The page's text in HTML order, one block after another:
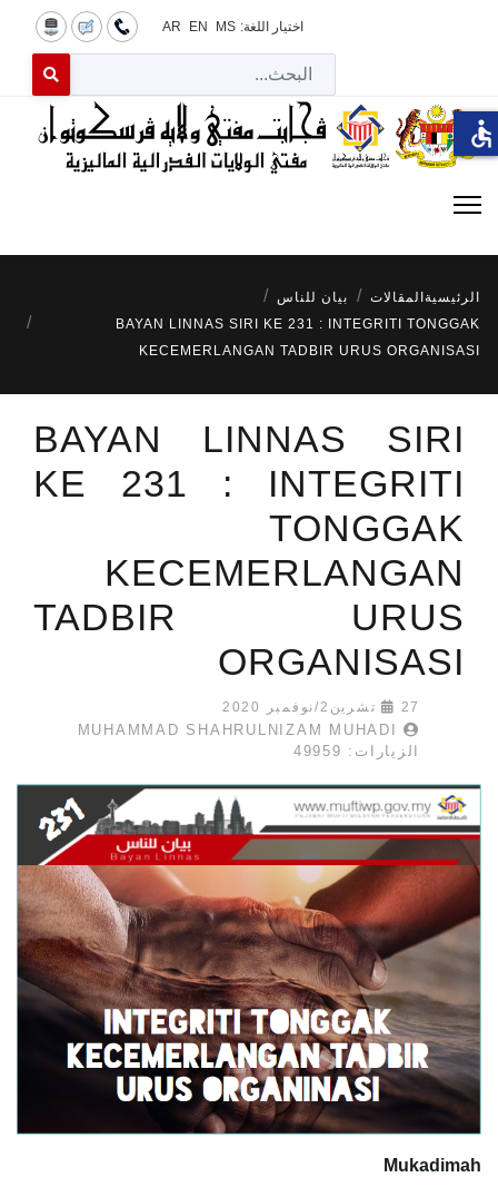
اختيار اللغة: MS
EN
AR
for results.
الرئيسية المقالات
بيان للناس
BAYAN LINNAS SIRI KE 231 : INTEGRITI TONGGAK
KECEMERLANGAN TADBIR URUS ORGANISASI
BAYAN LINNAS SIRI
KE 231 : INTEGRITI
TONGGAK
KECEMERLANGAN
TADBIR URUS
ORGANISASI
27 تشرين2/نوفمبر 2020
MUHAMMAD SHAHRULNIZAM MUHADI
الزيارات: 49959
Mukadimah
accessible